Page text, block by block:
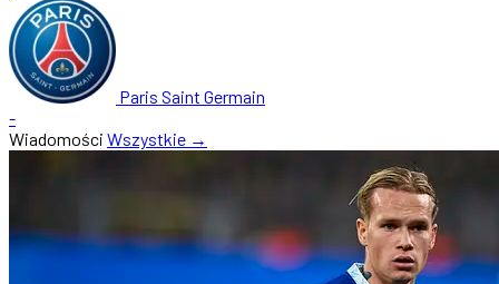
Paris Saint Germain
-
Wiadomości Wszystkie →